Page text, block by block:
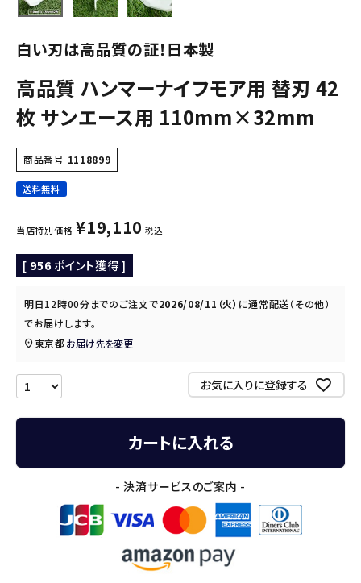
白い刃は高品質の証！日本製
高品質 ハンマーナイフモア用 替刃 42
枚 サンエース用 110mm×32mm
商品番号 1118899
送料無料
当店特別価格 ¥19,110 税込
[ 956 ポイント獲得 ]
明日12時00分までのご注文で2026/08/11（火） に通常配送（その他）
でお届けします。
東京都 お届け先を変更
お気に入りに登録する
カートに入れる
- 決済サービスのご案内 -